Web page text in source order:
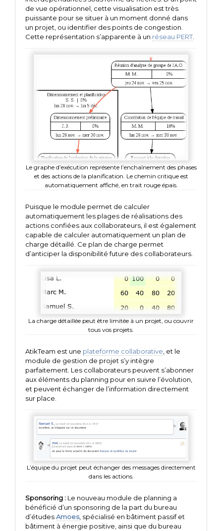
de vue opérationnel, cette visualisation est très
puissante pour se situer à un moment donné dans
un projet, ou identifier des points de congestion.
Cette représentation s’apparente à un réseau PERT.
Le graphe d’exécution représente l’enchaînement des phases
et des actions de la planification. Le chemin critique est
automatiquement affiché, en trait rouge épais.
Puisque le module permet de calculer
automatiquement les plages de réalisations des
actions confiées aux collaborateurs, il est également
capable de calculer automatiquement un plan de
charge détaillé. Ce plan de charge permet
d’anticiper la disponibilité future des collaborateurs.
La charge détaillée peut être limitée à un projet, ou couvrir
tous vos projets.
AtikTeam est une plateforme collaborative , et le
module de gestion de projet s’y intègre
parfaitement. Les collaborateurs peuvent s’abonner
aux éléments du planning pour en suivre l’évolution,
et peuvent échanger de l’information directement
sur place.
L’équipe du projet peut échanger des messages directement
dans les actions.
Sponsoring : Le nouveau module de planning a
bénéficié d’un sponsoring de la part du bureau
d’étudesAmoes, spécialisé en bâtiment passif et
bâtiment à énergie positive, ainsi que du bureau